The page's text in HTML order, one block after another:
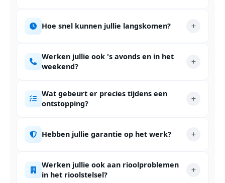
Hoe snel kunnen jullie langskomen?
Werken jullie ook 's avonds en in het
weekend?
Wat gebeurt er precies tijdens een
ontstopping?
Hebben jullie garantie op het werk?
Werken jullie ook aan rioolproblemen
in het rioolstelsel?